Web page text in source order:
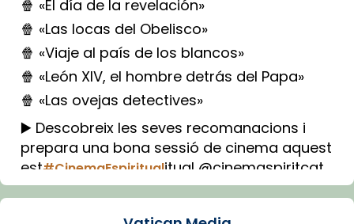
🍿 «El día de la revelación»
🍿 «Las locas del Obelisco»
🍿 «Viaje al país de los blancos»
🍿 «León XIV, el hombre detrás del Papa»
🍿 «Las ovejas detectives»
▶️ Descobreix les seves recomanacions i
prepara una bona sessió de cinema aquest
est#CinemaEspiritualitual @cinemaspiritcat
Imatge: Generada amb IA (OpenAI)